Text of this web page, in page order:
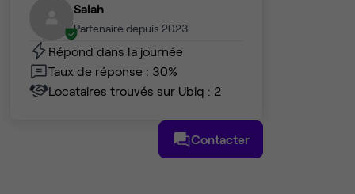
Salah
Partenaire depuis 2023
Répond dans la journée
Taux de réponse : 30%
Locataires trouvés sur Ubiq : 2
Contacter